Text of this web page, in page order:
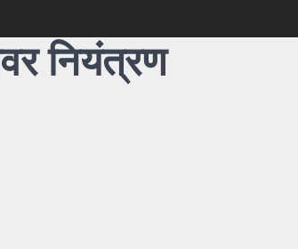
नियंत्रण